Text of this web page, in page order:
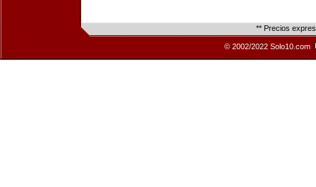
** Precios
© 2002/2022 Solo10.com